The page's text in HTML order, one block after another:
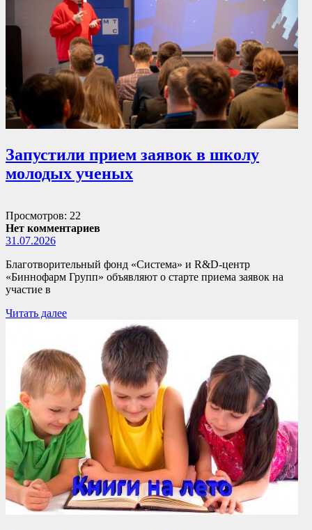
Запустили прием заявок в школу
молодых ученых
Просмотров: 22
Нет комментариев
31.07.2026
Благотворительный фонд «Система» и R&D-центр
«Биннофарм Групп» объявляют о старте приема заявок на
участие в
Читать далее